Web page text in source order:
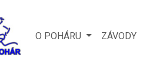
O POHÁRU ZÁVODY